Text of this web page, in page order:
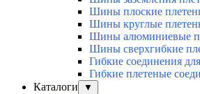
Шины плоские
Шины круглые
Шины алюминиевые
Шины сверхгибкие
Гибкие соединения
Гибкие плетеные
Каталоги
▼